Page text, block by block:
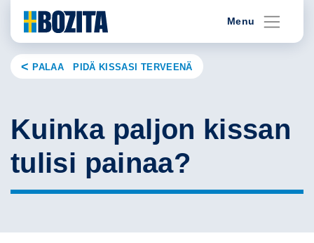
content
Menu
PALAA PIDÄ KISSASI TERVEENÄ
Kuinka paljon kissan
tulisi painaa?